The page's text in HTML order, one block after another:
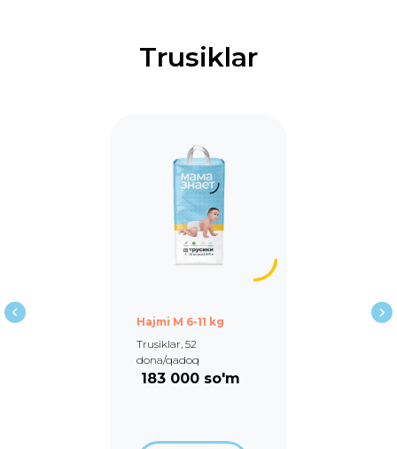
Trusiklar
Hajmi M 6-11 kg
Trusiklar, 52
dona/qadoq
183 000 so'm
Sizning shahringizdagi
onalarimiz